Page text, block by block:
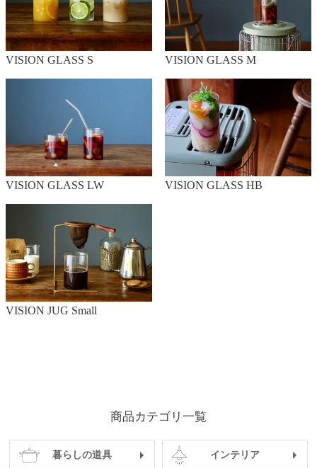
VISION GLASS S VISION GLASS M
VISION GLASS LW VISION GLASS HB
VISION JUG Small
商品カテゴリ一覧
暮らしの道具 インテリア